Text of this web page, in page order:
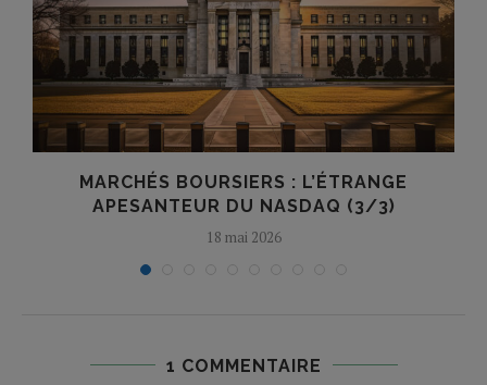
MARCHÉS BOURSIERS : L’ÉTRANGE
APESANTEUR DU NASDAQ (3/3)
18 mai 2026
1 COMMENTAIRE